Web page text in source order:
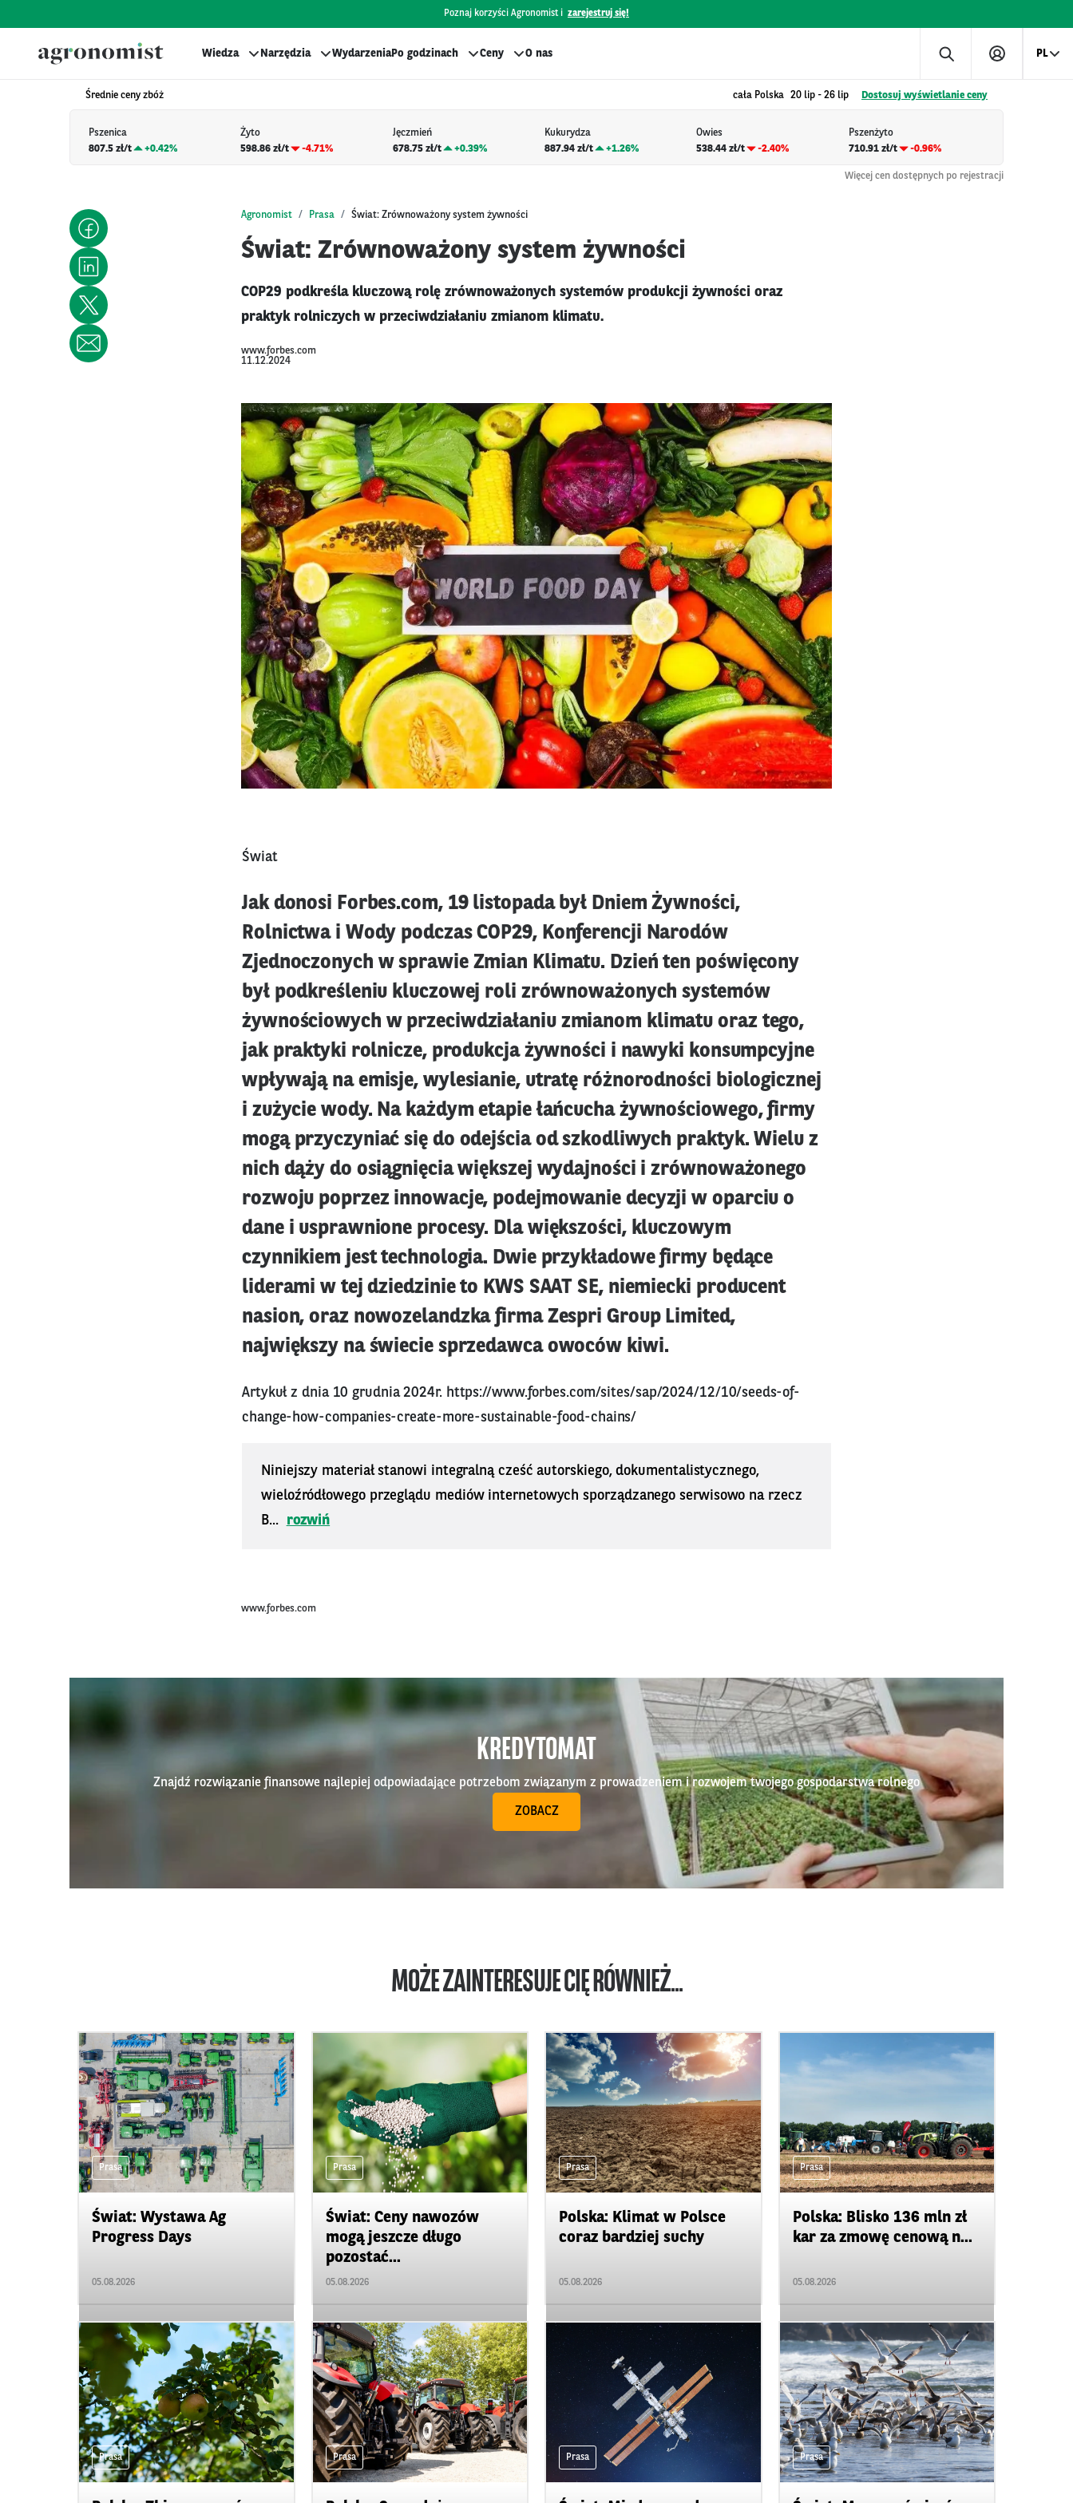
Poznaj korzyści Agronomist i zarejestruj się!
Wiedza Narzędzia WydarzeniaPo godzinach Ceny O nas PL
Średnie ceny zbóż cała Polska 20 lip - 26 lip Dostosuj wyświetlanie ceny
Pszenica
807.5 zł/t
+0.42%
Żyto
598.86 zł/t
-4.71%
Jęczmień
678.75 zł/t
+0.39%
Kukurydza
887.94 zł/t
+1.26%
Owies
538.44 zł/t
-2.40%
Pszenżyto
710.91 zł/t
-0.96%
Więcej cen dostępnych po rejestracji
Agronomist Prasa Świat: Zrównoważony system żywności
Świat: Zrównoważony system żywności
COP29 podkreśla kluczową rolę zrównoważonych systemów produkcji żywności oraz
praktyk rolniczych w przeciwdziałaniu zmianom klimatu.
www.forbes.com
11.12.2024
Świat
Jak donosi Forbes.com, 19 listopada był Dniem Żywności,
Rolnictwa i Wody podczas COP29, Konferencji Narodów
Zjednoczonych w sprawie Zmian Klimatu. Dzień ten poświęcony
był podkreśleniu kluczowej roli zrównoważonych systemów
żywnościowych w przeciwdziałaniu zmianom klimatu oraz tego,
jak praktyki rolnicze, produkcja żywności i nawyki konsumpcyjne
wpływają na emisje, wylesianie, utratę różnorodności biologicznej
i zużycie wody. Na każdym etapie łańcucha żywnościowego, firmy
mogą przyczyniać się do odejścia od szkodliwych praktyk. Wielu z
nich dąży do osiągnięcia większej wydajności i zrównoważonego
rozwoju poprzez innowacje, podejmowanie decyzji w oparciu o
dane i usprawnione procesy. Dla większości, kluczowym
czynnikiem jest technologia. Dwie przykładowe firmy będące
liderami w tej dziedzinie to KWS SAAT SE, niemiecki producent
nasion, oraz nowozelandzka firma Zespri Group Limited,
największy na świecie sprzedawca owoców kiwi.
Artykuł z dnia 10 grudnia 2024r.https://www.forbes.com/sites/sap/2024/12/10/seeds-of-
change-how-companies-create-more-sustainable-food-chains/
Niniejszy materiał stanowi integralną cześć autorskiego, dokumentalistycznego,
wieloźródłowego przeglądu mediów internetowych sporządzanego serwisowo na rzecz
B...
rozwiń
www.forbes.com
KREDYTOMAT
Znajdź rozwiązanie finansowe najlepiej odpowiadające potrzebom związanym z prowadzeniem i rozwojem twojego gospodarstwa rolnego
ZOBACZ
MOŻE ZAINTERESUJE CIĘ RÓWNIEŻ...
Prasa
Świat: Wystawa Ag
Progress Days
05.08.2026
Prasa
Świat: Ceny nawozów
mogą jeszcze długo
pozostać...
05.08.2026
Prasa
Polska: Klimat w Polsce
coraz bardziej suchy
05.08.2026
Prasa
Polska: Blisko 136 mln zł
kar za zmowę cenową n...
05.08.2026
Prasa Prasa Prasa Prasa